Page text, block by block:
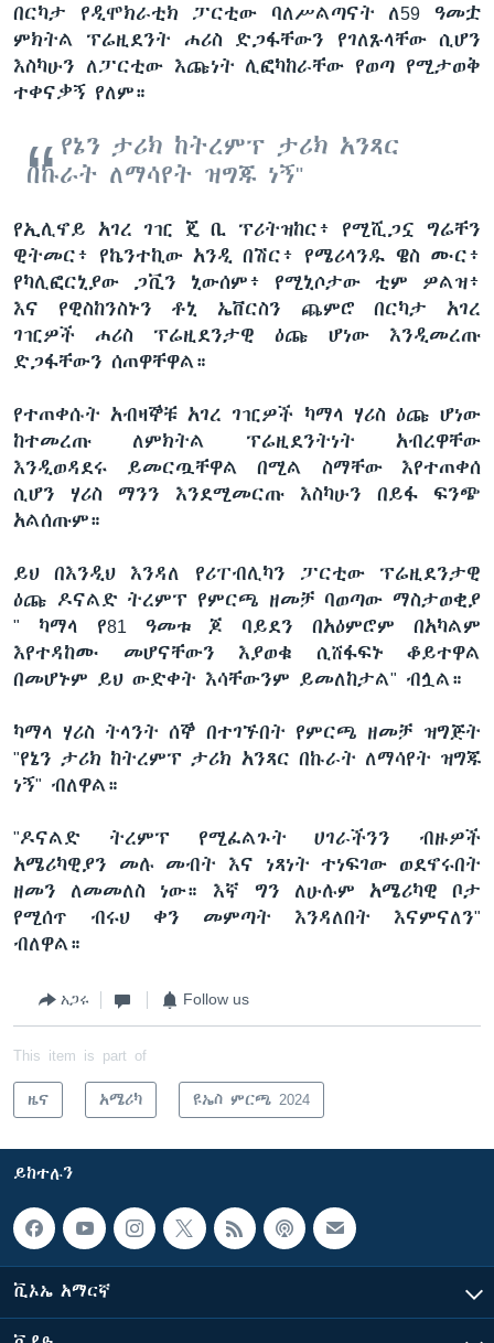
በርካታ የዲሞክራቲክ ፓርቲው ባለሥልጣናት ለ59 ዓመቷ
ምክትል ፕሬዚደንት ሐሪስ ድጋፋቸውን የገለጹላቸው ሲሆን
እስካሁን ለፓርቲው እጩነት ሊፎካከራቸው የወጣ የሚታወቅ
ተቀናቃኝ የለም።
የኔን ታሪክ ከትረምፕ ታሪክ አንጻር
በኩራት ለማሳየት ዝግጁ ነኝ"
የኢሊኖይ አገረ ገዢ ጄ ቢ ፕሪትዝከር፥ የሚሺጋኗ ግሬቸን
ዊትመር፥ የኬንተኪው አንዲ በሽር፥ የሜሪላንዱ ዌስ ሙር፥
የካሊፎርኒያው ጋቪን ኒውሰም፥ የሚኒሶታው ቲም ዎልዝ፥
እና የዊስከንስኑን ቶኒ ኤቨርስን ጨምሮ በርካታ አገረ
ገዢዎች ሐሪስ ፕሬዚደንታዊ ዕጩ ሆነው እንዲመረጡ
ድጋፋቸውን ሰጠዋቸዋል።
የተጠቀሱት አብዛኞቹ አገረ ገዢዎች ካማላ ሃሪስ ዕጩ ሆነው
ከተመረጡ ለምክትል ፕሬዚደንትነት አብረዋቸው
እንዲወዳደሩ ይመርጧቸዋል በሚል ስማቸው እየተጠቀሰ
ሲሆን ሃሪስ ማንን እንደሚመርጡ እስካሁን በይፋ ፍንጭ
አልሰጡም።
ይህ በእንዲህ እንዳለ የሪፐብሊካን ፓርቲው ፕሬዚደንታዊ
ዕጩ ዶናልድ ትረምፕ የምርጫ ዘመቻ ባወጣው ማስታወቂያ
" ካማላ የ81 ዓመቱ ጆ ባይደን በአዕምሮም በአካልም
እየተዳከሙ መሆናቸውን እያወቁ ሲሸፋፍኑ ቆይተዋል
በመሆኑም ይህ ውድቀት እሳቸውንም ይመለከታል" ብሏል።
ካማላ ሃሪስ ትላንት ሰኞ በተገኙበት የምርጫ ዘመቻ ዝግጅት
"የኔን ታሪክ ከትረምፕ ታሪክ አንጻር በኩራት ለማሳየት ዝግጁ
ነኝ" ብለዋል።
"ዶናልድ ትረምፕ የሚፈልጉት ሀገራችንን ብዙዎች
አሜሪካዊያን መሉ መብት እና ነጻነት ተነፍገው ወደኖሩበት
ዘመን ለመመለስ ነው። እኛ ግን ለሁሉም አሜሪካዊ ቦታ
የሚሰጥ ብሩህ ቀን መምጣት እንዳለበት እናምናለን"
ብለዋል።
አጋሩ Follow us
This item is part of
ዜና አሜሪካ ዩኤስ ምርጫ 2024
ይከተሉን
ቪኦኤ አማርኛ